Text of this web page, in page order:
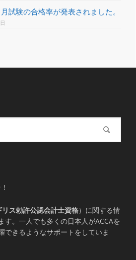
試験の合格率が発表されました。
リス勅許公認会計士資格）に関する情
す。一人でも多くの日本人がACCAを
できるようなサポートをしていま